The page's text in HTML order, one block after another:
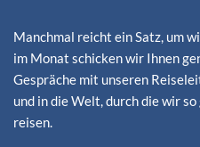
Manchmal reicht ein Satz, um
im Monat schicken wir Ihnen
Gespräche mit unseren
und in die Welt, durch die wir
reisen.